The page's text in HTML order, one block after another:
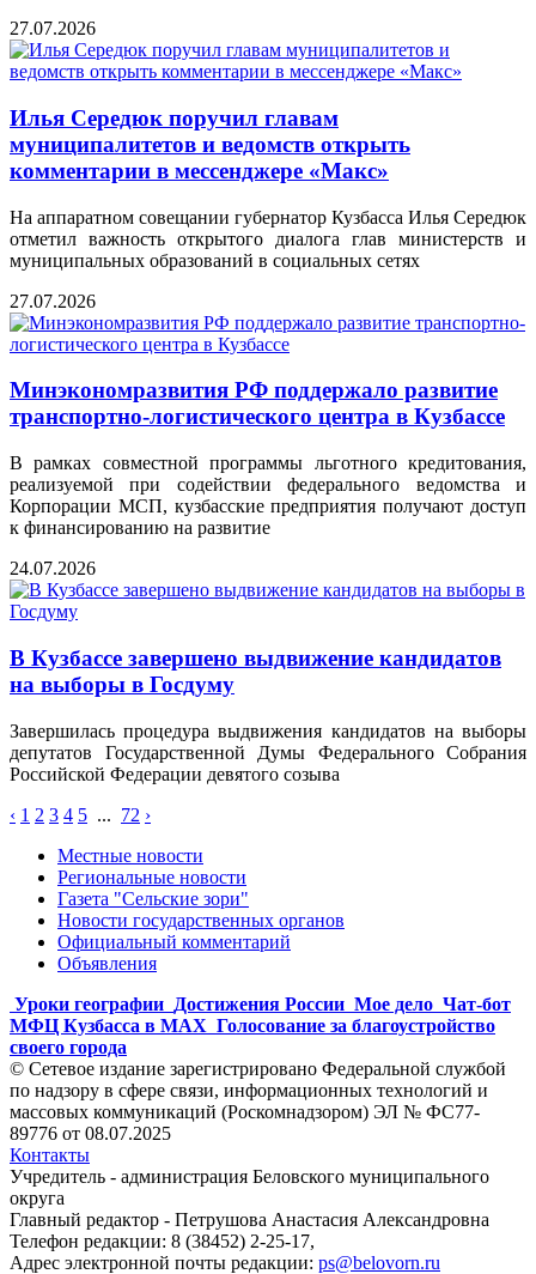
27.07.2026
Илья Середюк поручил главам
муниципалитетов и ведомств открыть
комментарии в мессенджере «Макс»
На аппаратном совещании губернатор Кузбасса Илья Середюк
отметил важность открытого диалога глав министерств и
муниципальных образований в социальных сетях
27.07.2026
Минэкономразвития РФ поддержало развитие
транспортно-логистического центра в Кузбассе
В рамках совместной программы льготного кредитования,
реализуемой при содействии федерального ведомства и
Корпорации МСП, кузбасские предприятия получают доступ
к финансированию на развитие
24.07.2026
В Кузбассе завершено выдвижение кандидатов
на выборы в Госдуму
Завершилась процедура выдвижения кандидатов на выборы
депутатов Государственной Думы Федерального Собрания
Российской Федерации девятого созыва
‹ 1 2 3 4 5 ... 72 ›
Местные новости
Региональные новости
Газета "Сельские зори"
Новости государственных органов
Официальный комментарий
Объявления
Уроки географии Достижения России Мое дело Чат-бот
МФЦ Кузбасса в MAX Голосование за благоустройство
своего города
© Сетевое издание зарегистрировано Федеральной службой
по надзору в сфере связи, информационных технологий и
массовых коммуникаций (Роскомнадзором) ЭЛ № ФС77-
89776 от 08.07.2025
Контакты
Учредитель - администрация Беловского муниципального
округа
Главный редактор - Петрушова Анастасия Александровна
Телефон редакции: 8 (38452) 2-25-17,
Адрес электронной почты редакции: ps@belovorn.ru